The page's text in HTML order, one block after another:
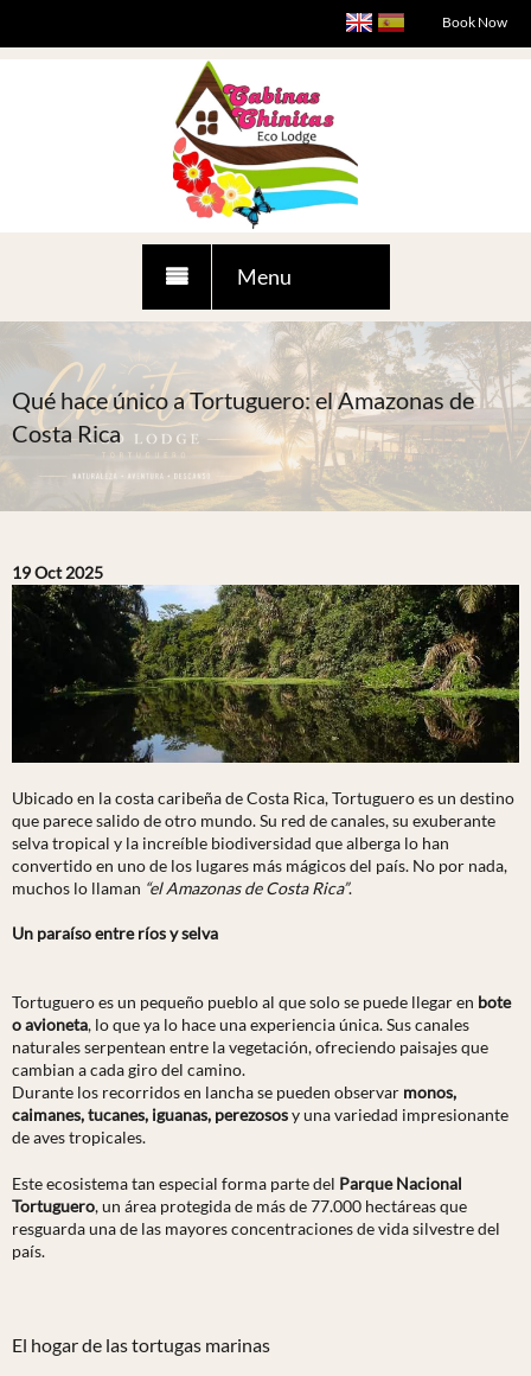
Book Now
Menu
BOOK NOW!
GALLERY
CONTACT US!
Qué hace único a Tortuguero: el Amazonas de
Costa Rica
19 Oct 2025
Ubicado en la costa caribeña de Costa Rica, Tortuguero es un destino
que parece salido de otro mundo. Su red de canales, su exuberante
selva tropical y la increíble biodiversidad que alberga lo han
convertido en uno de los lugares más mágicos del país. No por nada,
muchos lo llaman “el Amazonas de Costa Rica”.
Un paraíso entre ríos y selva
Tortuguero es un pequeño pueblo al que solo se puede llegar en bote
o avioneta, lo que ya lo hace una experiencia única. Sus canales
naturales serpentean entre la vegetación, ofreciendo paisajes que
cambian a cada giro del camino.
Durante los recorridos en lancha se pueden observar monos,
caimanes, tucanes, iguanas, perezososy una variedad impresionante
de aves tropicales.
Este ecosistema tan especial forma parte del Parque Nacional
Tortuguero, un área protegida de más de 77.000 hectáreas que
resguarda una de las mayores concentraciones de vida silvestre del
país.
El hogar de las tortugas marinas